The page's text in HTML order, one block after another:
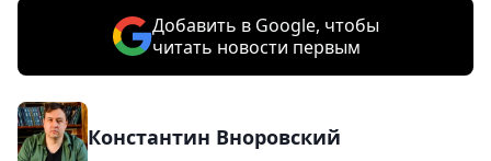
Добавить в Google, чтобы
читать новости первым
Константин Вноровский